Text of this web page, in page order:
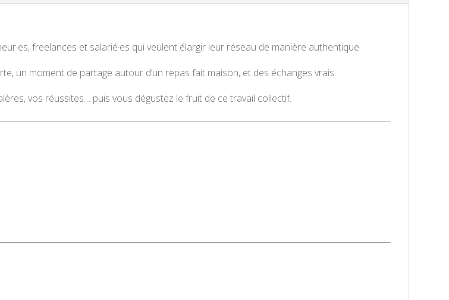
freelances et salarié·es qui veulent élargir leur réseau de manière authentique.
un moment de partage autour d’un repas fait maison, et des échanges vrais.
vos réussites… puis vous dégustez le fruit de ce travail collectif.